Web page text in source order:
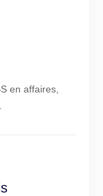
en affaires,